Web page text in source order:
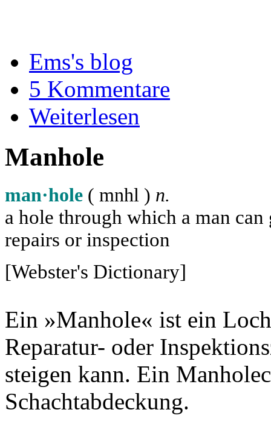
Ems's blog
5 Kommentare
Weiterlesen
Manhole
man·hole ( mnhl ) n.
a hole through which a man
repairs or inspection
[Webster's Dictionary]
Ein »Manhole« ist ein
Reparatur- oder
steigen kann. Ein
Schachtabdeckung.